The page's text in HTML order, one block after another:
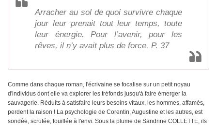
Arracher au sol de quoi survivre chaque
jour leur prenait tout leur temps, toute
leur énergie. Pour l’avenir, pour les
rêves, il n’y avait plus de force. P. 37
Comme dans chaque roman, l'écrivaine se focalise sur un petit noyau
d'individus dont elle va explorer les tréfonds jusqu'à faire émerger la
sauvagerie. Réduits à satisfaire leurs besoins vitaux, les hommes, affamés,
perdent la raison ! La psychologie de Corentin, Augustine et les autres, est
sondée, scrutée, fouillée à l'envi. Sous la plume de Sandrine COLLETTE, ils